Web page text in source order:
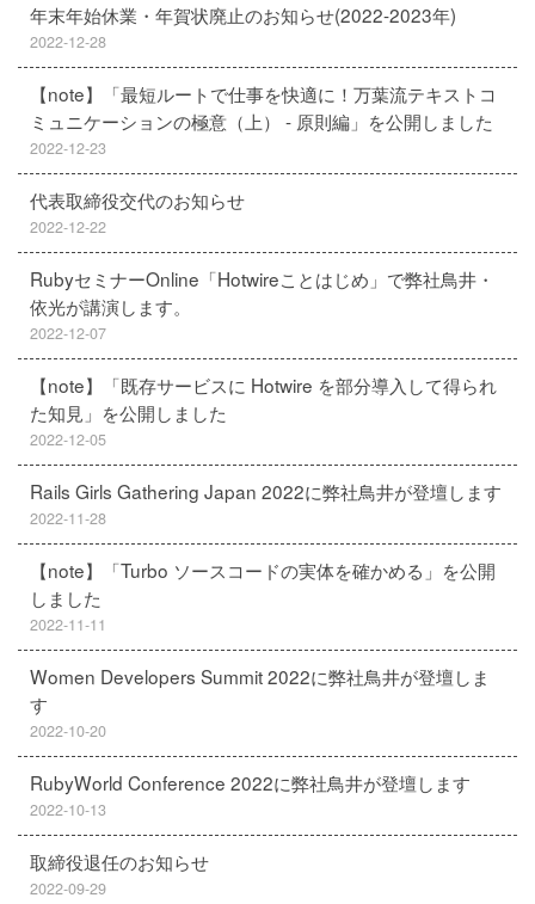
年末年始休業・年賀状廃止のお知らせ(2022-2023年)
2022-12-28
【note】「最短ルートで仕事を快適に！万葉流テキストコ
ミュニケーションの極意（上） - 原則編」を公開しました
2022-12-23
代表取締役交代のお知らせ
2022-12-22
RubyセミナーOnline「Hotwireことはじめ」で弊社鳥井・
依光が講演します。
2022-12-07
【note】「既存サービスに Hotwire を部分導入して得られ
た知見」を公開しました
2022-12-05
Rails Girls Gathering Japan 2022に弊社鳥井が登壇します
2022-11-28
【note】「Turbo ソースコードの実体を確かめる」を公開
しました
2022-11-11
Women Developers Summit 2022に弊社鳥井が登壇しま
す
2022-10-20
RubyWorld Conference 2022に弊社鳥井が登壇します
2022-10-13
取締役退任のお知らせ
2022-09-29